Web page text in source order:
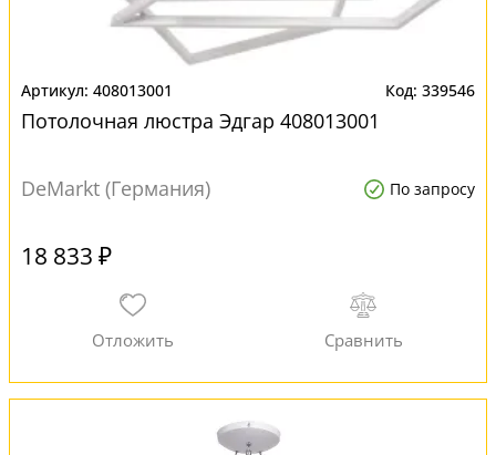
408013001 339546
Потолочная люстра Эдгар 408013001
DeMarkt (Германия) По запросу
18 833 ₽